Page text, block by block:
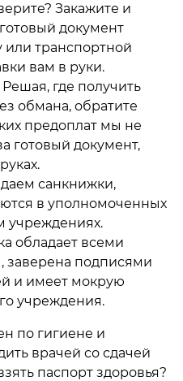
Закажите и
документ
или транспортной
вам в руки.
где получить
обмана, обратите
предоплат мы не
готовый документ,
санкнижки,
в уполномоченных
учреждениях.
обладает всеми
заверена подписями
и имеет мокрую
учреждения.
по гигиене и
врачей со сдачей
паспорт здоровья?